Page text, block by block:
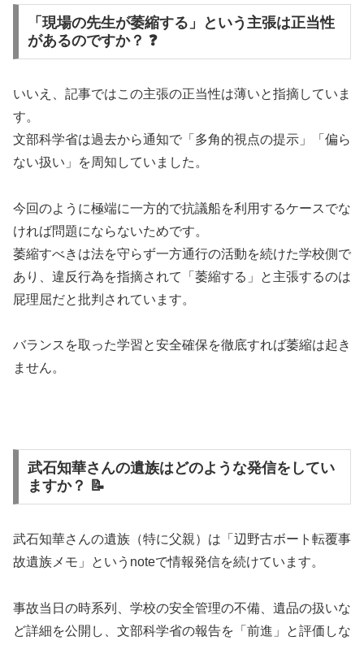
「現場の先生が萎縮する」という主張は正当性
があるのですか？ ❓
いいえ、記事ではこの主張の正当性は薄いと指摘していま
す。
文部科学省は過去から通知で「多角的視点の提示」「偏ら
ない扱い」を周知していました。
今回のように極端に一方的で抗議船を利用するケースでな
ければ問題にならないためです。
萎縮すべきは法を守らず一方通行の活動を続けた学校側で
あり、違反行為を指摘されて「萎縮する」と主張するのは
屁理屈だと批判されています。
バランスを取った学習と安全確保を徹底すれば萎縮は起き
ません。
武石知華さんの遺族はどのような発信をしてい
ますか？ 📝
武石知華さんの遺族（特に父親）は「辺野古ボート転覆事
故遺族メモ」というnoteで情報発信を続けています。
事故当日の時系列、学校の安全管理の不備、遺品の扱いな
ど詳細を公開し、文部科学省の報告を「前進」と評価しな